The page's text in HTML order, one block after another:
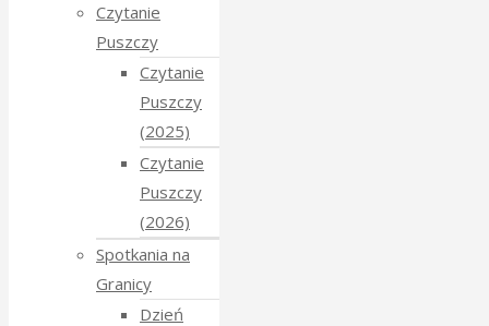
Czytanie
Puszczy
Czytanie
Puszczy
(2025)
Czytanie
Puszczy
(2026)
Spotkania na
Granicy
Dzień